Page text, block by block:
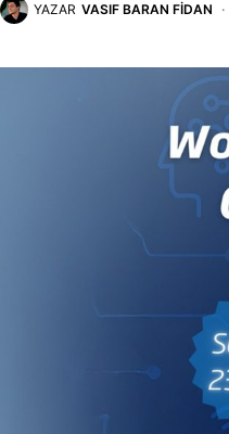
YAZAR VASIF BARAN FIDAN